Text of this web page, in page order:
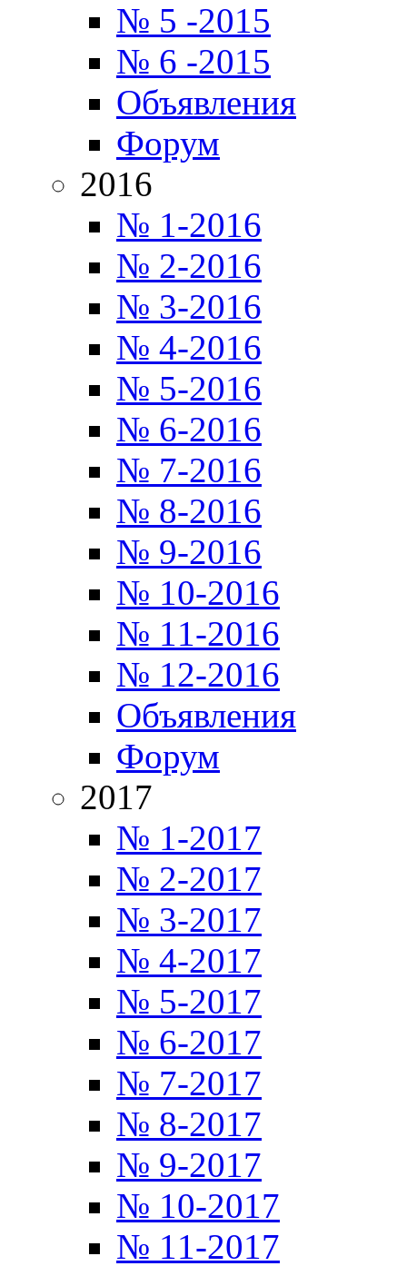
№ 5 -2015
№ 6 -2015
Объявления
Форум
2016
№ 1-2016
№ 2-2016
№ 3-2016
№ 4-2016
№ 5-2016
№ 6-2016
№ 7-2016
№ 8-2016
№ 9-2016
№ 10-2016
№ 11-2016
№ 12-2016
Объявления
Форум
2017
№ 1-2017
№ 2-2017
№ 3-2017
№ 4-2017
№ 5-2017
№ 6-2017
№ 7-2017
№ 8-2017
№ 9-2017
№ 10-2017
№ 11-2017